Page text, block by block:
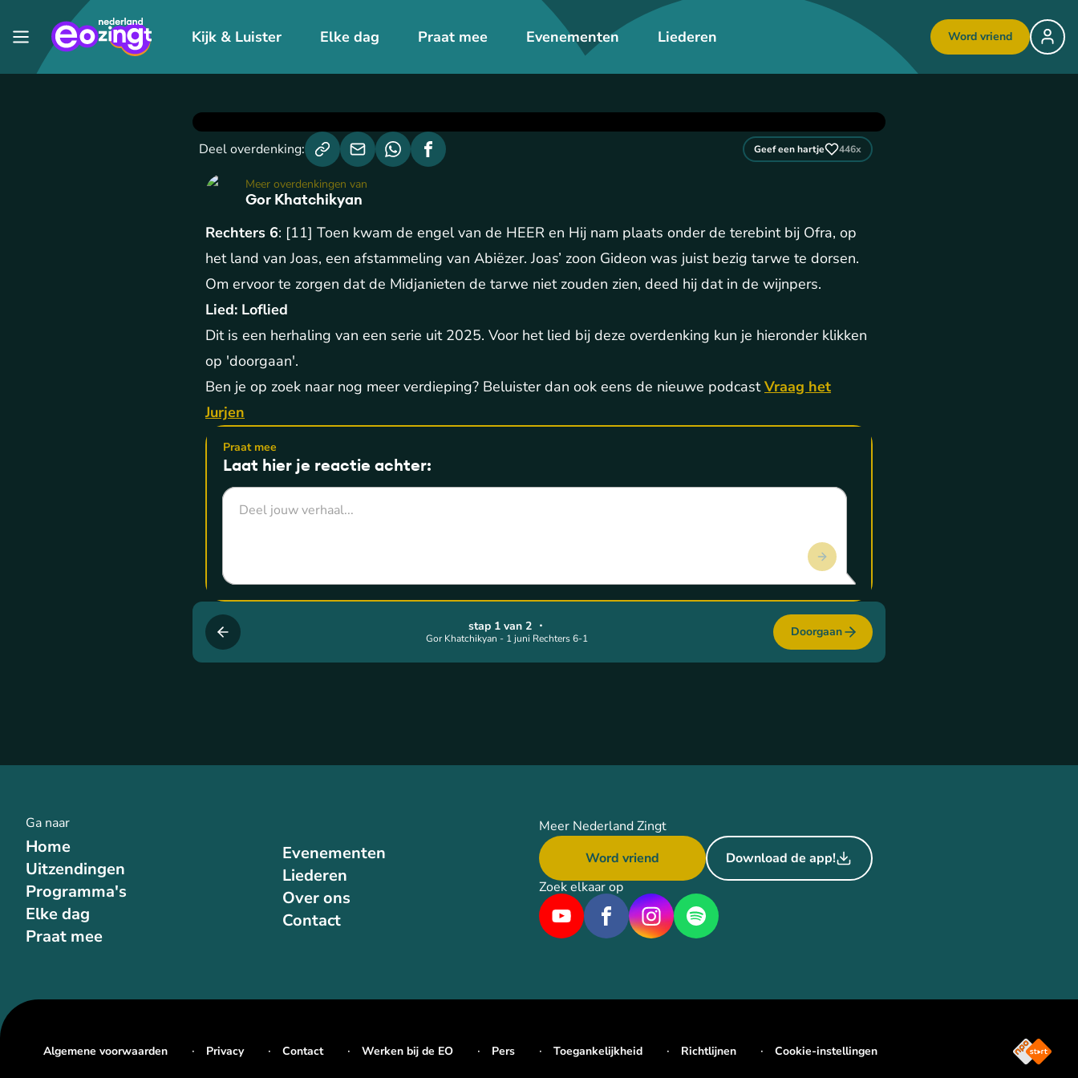
Kijk & Luister Elke dag Praat mee Evenementen Liederen Word vriend
Gor Khatchikyan - 1 juni Rechters 6-1
stap 1 van 2・ Doorgaan
Deel overdenking: Geef een hartje 446x
Gor Khatchikyan
Meer overdenkingen van
Rechters 6: [11] Toen kwam de engel van de HEER en Hij nam plaats onder de terebint bij Ofra, op
het land van Joas, een afstammeling van Abiëzer. Joas’ zoon Gideon was juist bezig tarwe te dorsen.
Om ervoor te zorgen dat de Midjanieten de tarwe niet zouden zien, deed hij dat in de wijnpers.
Lied: Loflied
Dit is een herhaling van een serie uit 2025. Voor het lied bij deze overdenking kun je hieronder klikken
op 'doorgaan'.
Ben je op zoek naar nog meer verdieping? Beluister dan ook eens de nieuwe podcastVraag het
Jurjen
Praat mee
Laat hier je reactie achter:
Ga naar
Home
Uitzendingen
Programma's
Elke dag
Praat mee
Evenementen
Liederen
Over ons
Contact
Meer Nederland Zingt
Word vriend
Download de app!
Zoek elkaar op
Algemene voorwaarden Privacy Contact Werken bij de EO Pers Toegankelijkheid Richtlijnen Cookie-instellingen